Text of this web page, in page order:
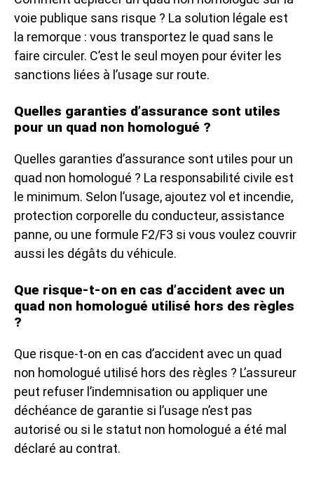
voie publique sans risque ? La solution légale est
la remorque : vous transportez le quad sans le
faire circuler. C’est le seul moyen pour éviter les
sanctions liées à l’usage sur route.
Quelles garanties d’assurance sont utiles
pour un quad non homologué ?
Quelles garanties d’assurance sont utiles pour un
quad non homologué ? La responsabilité civile est
le minimum. Selon l’usage, ajoutez vol et incendie,
protection corporelle du conducteur, assistance
panne, ou une formule F2/F3 si vous voulez couvrir
aussi les dégâts du véhicule.
Que risque-t-on en cas d’accident avec un
quad non homologué utilisé hors des règles
?
Que risque-t-on en cas d’accident avec un quad
non homologué utilisé hors des règles ? L’assureur
peut refuser l’indemnisation ou appliquer une
déchéance de garantie si l’usage n’est pas
autorisé ou si le statut non homologué a été mal
déclaré au contrat.